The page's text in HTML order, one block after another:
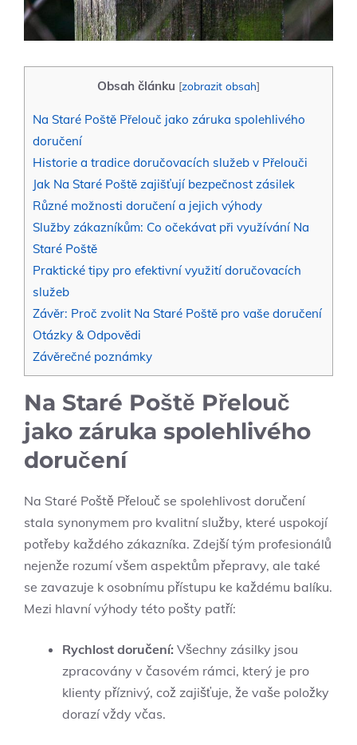
Obsah článku [zobrazit obsah]
Na Staré Poště Přelouč jako záruka⁢ spolehlivého
doručení
Historie a tradice doručovacích služeb v Přelouči
Jak Na Staré Poště zajišťují bezpečnost zásilek
Různé možnosti⁤ doručení a jejich výhody
Služby zákazníkům: Co očekávat při využívání Na
Staré Poště
Praktické tipy pro efektivní využití doručovacích
služeb
Závěr: Proč zvolit Na Staré Poště pro vaše doručení
Otázky & Odpovědi
Závěrečné poznámky
Na Staré Poště Přelouč
jako záruka⁢ spolehlivého
doručení
Na Staré Poště Přelouč se spolehlivost‍ doručení
stala‍ synonymem pro kvalitní služby, které uspokojí
potřeby každého zákazníka. ​Zdejší⁤ tým profesionálů
nejenže rozumí​ všem ⁢aspektům přepravy, ale také
se zavazuje k osobnímu přístupu ke každému ‍balíku.
Mezi ⁣hlavní výhody této pošty patří:
Rychlost ⁣doručení: Všechny zásilky jsou
zpracovány v časovém rámci, který je pro
klienty příznivý,​ což zajišťuje, že vaše položky
‍dorazí vždy včas.